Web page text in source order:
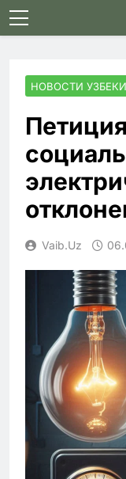
Skip
to
НОВОСТИ
Vaib.uz